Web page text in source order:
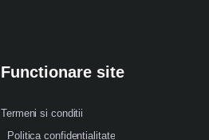
Functionare site
Termeni si conditii
Politica confidentialitate